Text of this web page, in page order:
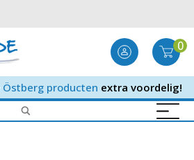
0
Östberg producten extra voordelig!